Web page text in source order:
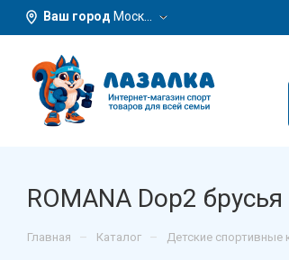
Ваш город Москва
ROMANA Dop2
Главная – Каталог – Детские спортивные